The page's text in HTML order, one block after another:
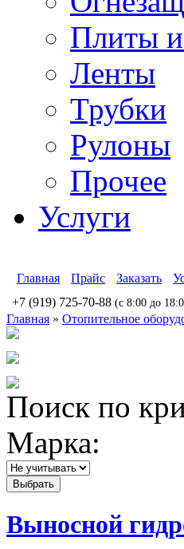
Плиты
Ленты
Трубки
Рулоны
Прочее
Услуги
Главная Прайс Заказать
+7 (919) 725-70-88 (c 8:00 до
Главная » Отопительное
Поиск по
Марка:
Выносной